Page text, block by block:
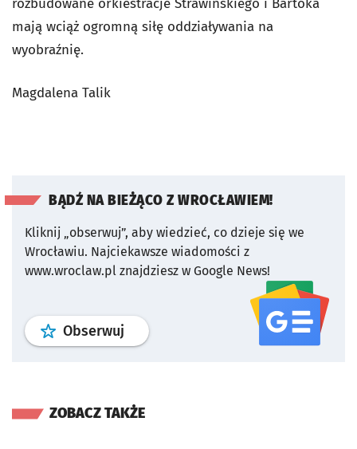
rozbudowane orkiestracje Strawińskiego i Bartóka
mają wciąż ogromną siłę oddziaływania na
wyobraźnię.
Magdalena Talik
BĄDŹ NA BIEŻĄCO Z WROCŁAWIEM!
Kliknij „obserwuj”, aby wiedzieć, co dzieje się we
Wrocławiu. Najciekawsze wiadomości z
www.wroclaw.pl znajdziesz w Google News!
Obserwuj profil serwisu
ZOBACZ TAKŻE